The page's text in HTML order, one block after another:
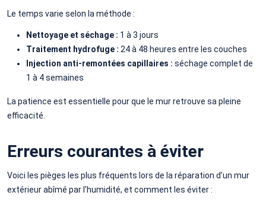
Le temps varie selon la méthode :
Nettoyage et séchage : 1 à 3 jours
Traitement hydrofuge : 24 à 48 heures entre les couches
Injection anti-remontées capillaires : séchage complet de
1 à 4 semaines
La patience est essentielle pour que le mur retrouve sa pleine
efficacité.
Erreurs courantes à éviter
Voici les pièges les plus fréquents lors de la réparation d’un mur
extérieur abîmé par l’humidité, et comment les éviter :